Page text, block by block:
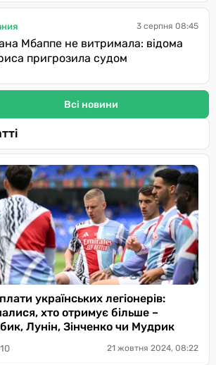
3 серпня 08:45
Мбаппе не витримала: відома
пригрозила судом
Всі новини
українських легіонерів:
хто отримує більше –
Лунін, Зінченко чи Мудрик
21 жовтня 2024, 08:22